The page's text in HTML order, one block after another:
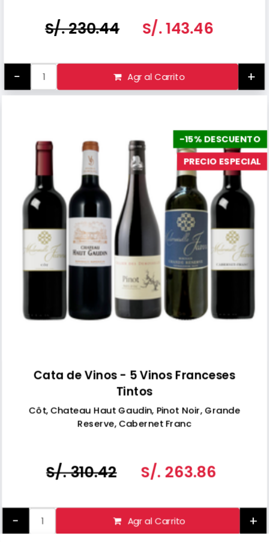
S/. 230.44 S/. 143.46
- Agr al Carrito +
-15% DESCUENTO
PRECIO ESPECIAL
Cata de Vinos - 5 Vinos Franceses
Tintos
Côt, Chateau Haut Gaudin, Pinot Noir, Grande
Reserve, Cabernet Franc
S/. 310.42 S/. 263.86
- Agr al Carrito +